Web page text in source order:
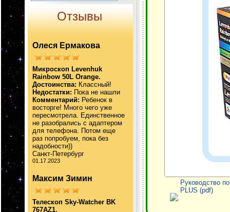
Отзывы
Олеся Ермакова
Микроскоп Levenhuk
Rainbow 50L Orange.
Достоинства: Классный!
Недостатки: Пока не нашли
Комментарий: Ребенок в
восторге! Много чего уже
пересмотрела. Единственное
не разобрались с адаптером
для телефона. Потом еще
раз попробуем, пока без
надобности))
Санкт-Петербург
01.17.2023
Максим Зимин
Телескоп Sky-Watcher BK
767AZ1.
Руководство
PLUS (pdf)